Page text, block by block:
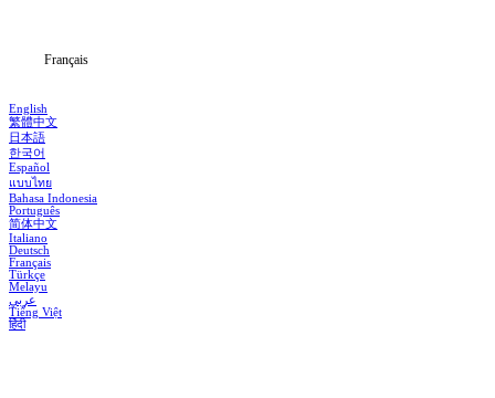
Français
English
繁體中文
日本語
한국어
Español
แบบไทย
Bahasa Indonesia
Português
简体中文
Italiano
Deutsch
Français
Türkçe
Melayu
عربي
Tiếng Việt
हिंदी